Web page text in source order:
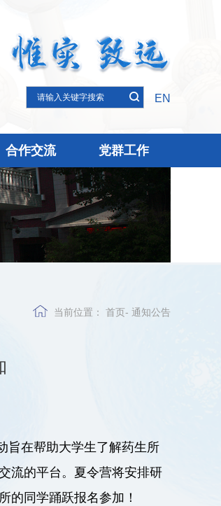
EN
合作交流 党群工作
当前位置： 首页- 通知公告
旨在帮助大学生了解药生所
流的平台。夏令营将安排研
的同学踊跃报名参加！